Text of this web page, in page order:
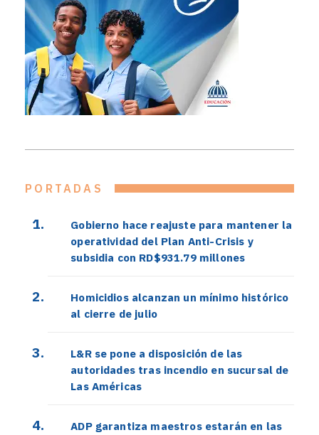
PORTADAS
Gobierno hace reajuste para mantener la
operatividad del Plan Anti-Crisis y
subsidia con RD$931.79 millones
Homicidios alcanzan un mínimo histórico
al cierre de julio
L&R se pone a disposición de las
autoridades tras incendio en sucursal de
Las Américas
ADP garantiza maestros estarán en las